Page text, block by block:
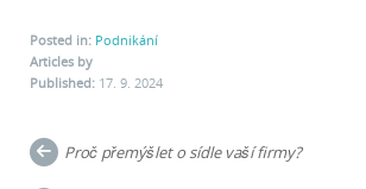
Posted in: Podnikání
Articles by
Published: 17. 9. 2024
Post
navigation
Proč přemýšlet o sídle vaší firmy?